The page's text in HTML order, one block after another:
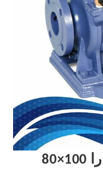
پمپ سانتریفیوژ چدنی آبارا 100×80